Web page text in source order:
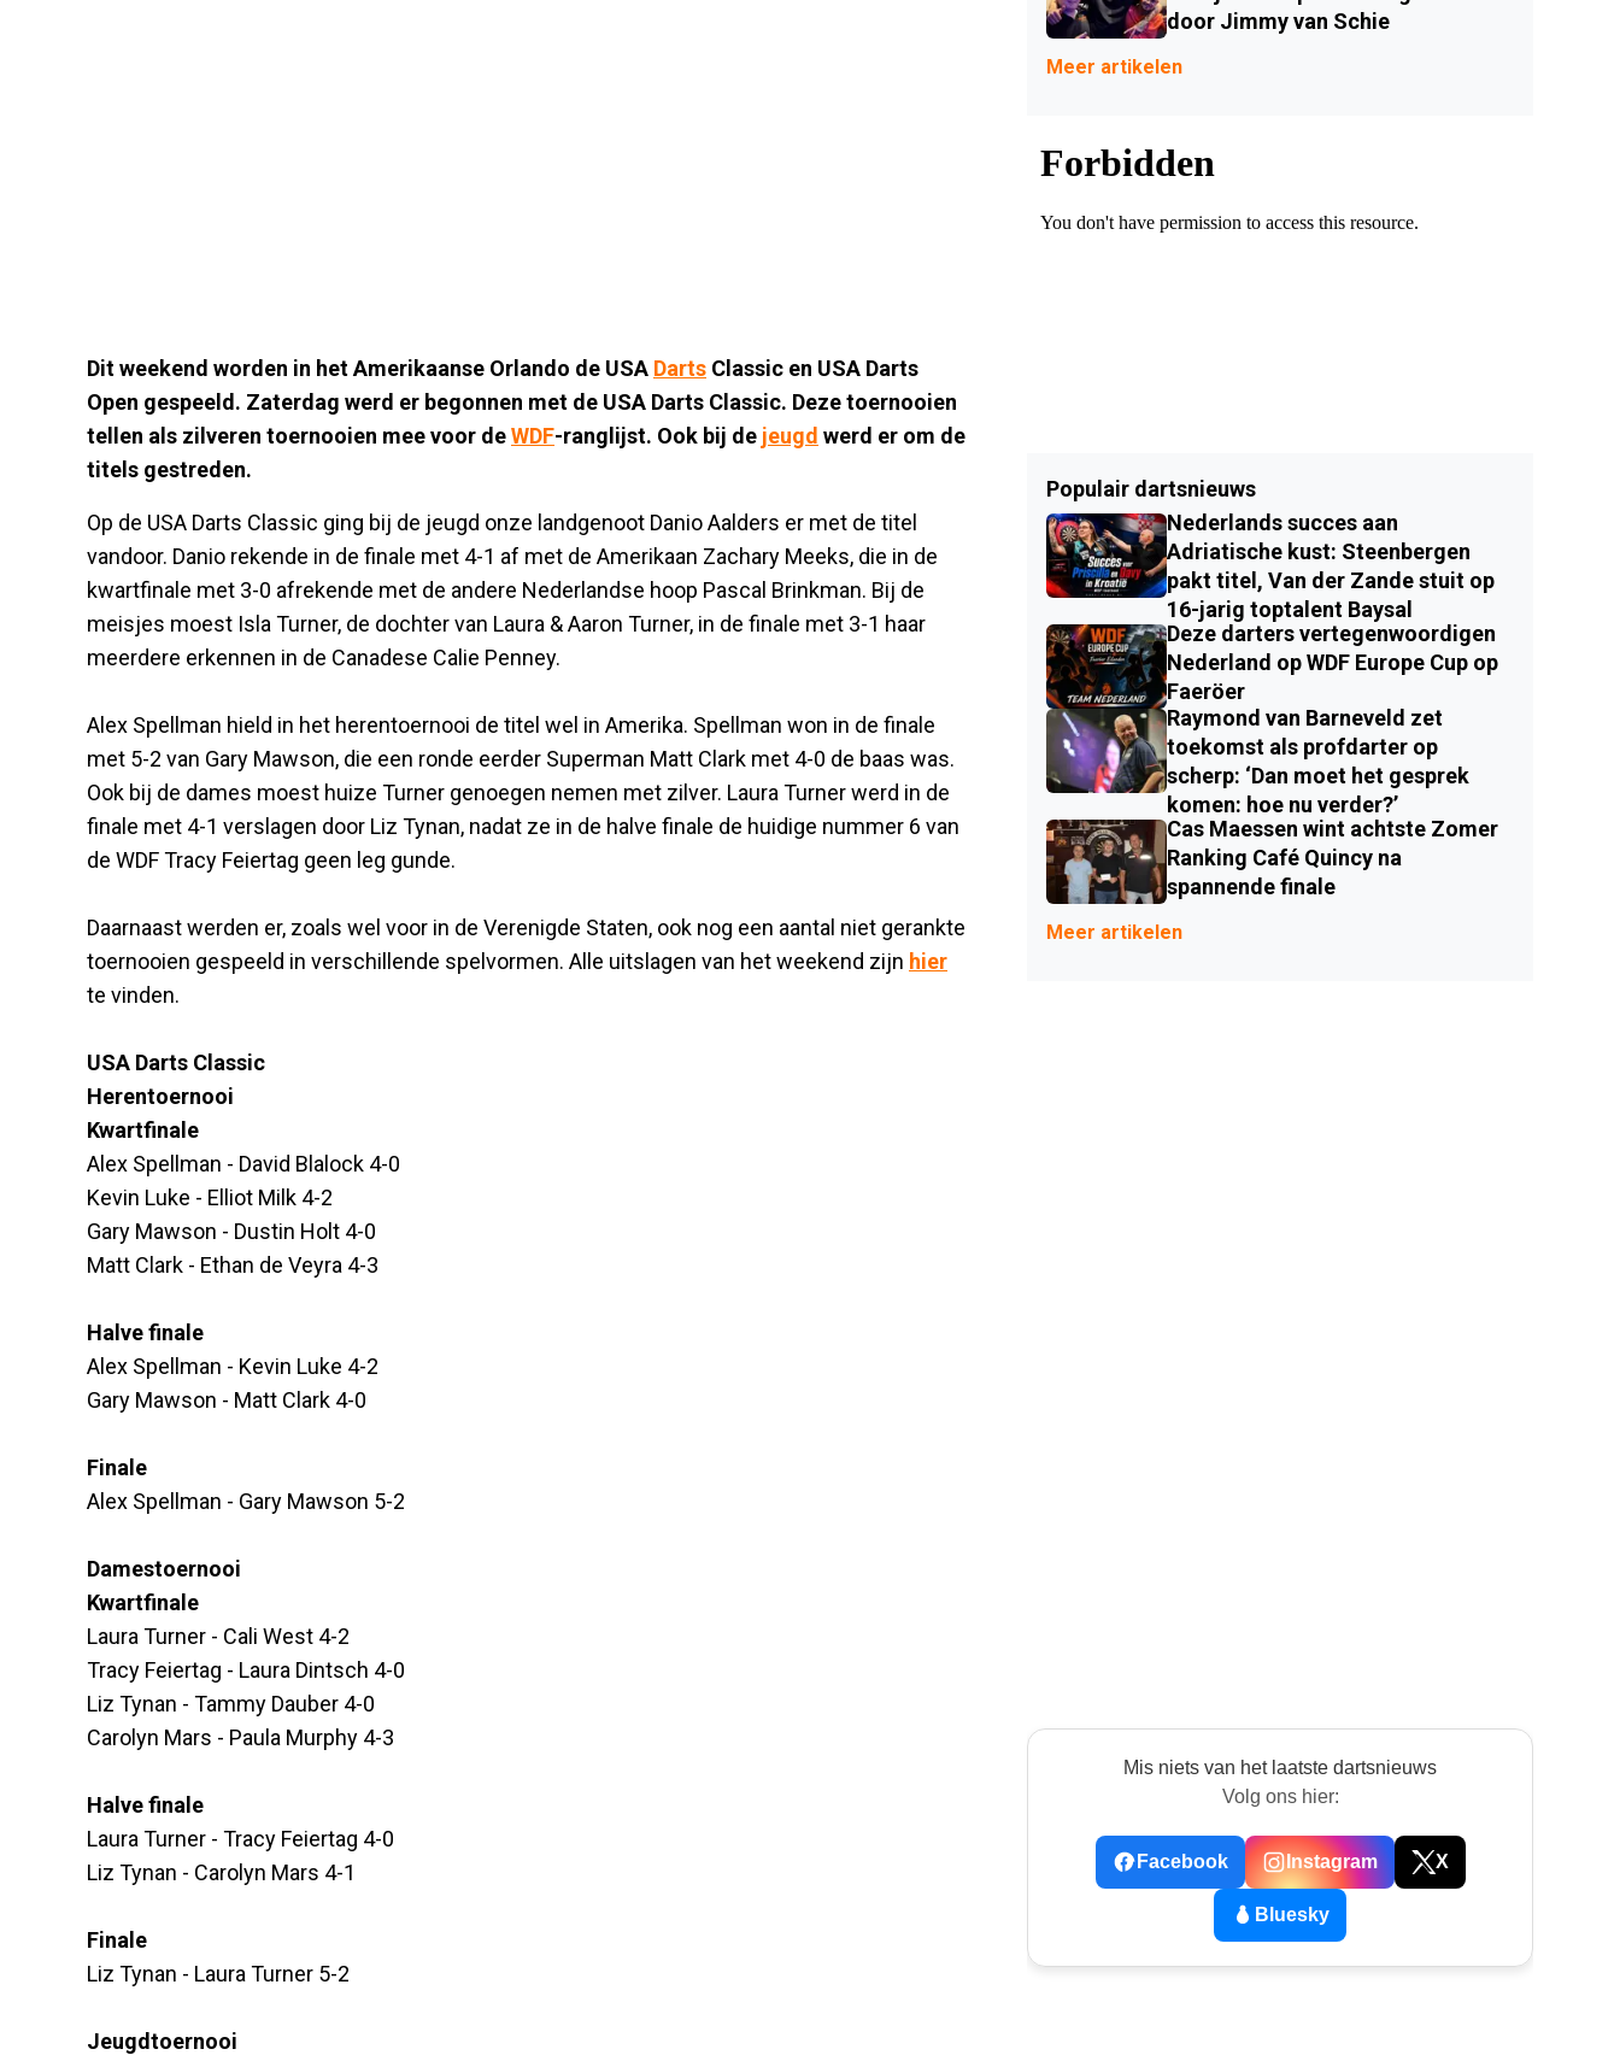
Dit weekend worden in het Amerikaanse Orlando de USA Darts Classic en USA Darts
Open gespeeld. Zaterdag werd er begonnen met de USA Darts Classic. Deze toernooien
tellen als zilveren toernooien mee voor deWDF-ranglijst. Ook bij de jeugd werd er om de
titels gestreden.
Op de USA Darts Classic ging bij de jeugd onze landgenoot Danio Aalders er met de titel
vandoor. Danio rekende in de finale met 4-1 af met de Amerikaan Zachary Meeks, die in de
kwartfinale met 3-0 afrekende met de andere Nederlandse hoop Pascal Brinkman. Bij de
meisjes moest Isla Turner, de dochter van Laura & Aaron Turner, in de finale met 3-1 haar
meerdere erkennen in de Canadese Calie Penney.
Alex Spellman hield in het herentoernooi de titel wel in Amerika. Spellman won in de finale
met 5-2 van Gary Mawson, die een ronde eerder Superman Matt Clark met 4-0 de baas was.
Ook bij de dames moest huize Turner genoegen nemen met zilver. Laura Turner werd in de
finale met 4-1 verslagen door Liz Tynan, nadat ze in de halve finale de huidige nummer 6 van
de WDF Tracy Feiertag geen leg gunde.
Daarnaast werden er, zoals wel voor in de Verenigde Staten, ook nog een aantal niet gerankte
toernooien gespeeld in verschillende spelvormen. Alle uitslagen van het weekend zijn hier
te vinden.
USA Darts Classic
Herentoernooi
Kwartfinale
Alex Spellman - David Blalock 4-0
Kevin Luke - Elliot Milk 4-2
Gary Mawson - Dustin Holt 4-0
Matt Clark - Ethan de Veyra 4-3
Halve finale
Alex Spellman - Kevin Luke 4-2
Gary Mawson - Matt Clark 4-0
Finale
Alex Spellman - Gary Mawson 5-2
Damestoernooi
Kwartfinale
Laura Turner - Cali West 4-2
Tracy Feiertag - Laura Dintsch 4-0
Liz Tynan - Tammy Dauber 4-0
Carolyn Mars - Paula Murphy 4-3
Halve finale
Laura Turner - Tracy Feiertag 4-0
Liz Tynan - Carolyn Mars 4-1
Finale
Liz Tynan - Laura Turner 5-2
Jeugdtoernooi
door Jimmy van Schie
Meer artikelen
Populair dartsnieuws
Nederlands succes aan
Adriatische kust: Steenbergen
pakt titel, Van der Zande stuit op
16-jarig toptalent Baysal
Deze darters vertegenwoordigen
Nederland op WDF Europe Cup op
Faeröer
Raymond van Barneveld zet
toekomst als profdarter op
scherp: ‘Dan moet het gesprek
komen: hoe nu verder?’
Cas Maessen wint achtste Zomer
Ranking Café Quincy na
spannende finale
Meer artikelen
Mis niets van het laatste dartsnieuws
Volg ons hier:
Facebook Instagram X
Bluesky